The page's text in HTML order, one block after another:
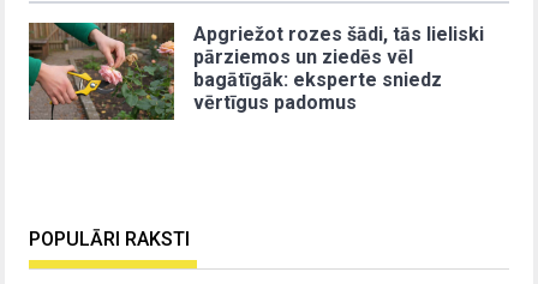
Apgriežot rozes šādi, tās lieliski
pārziemos un ziedēs vēl
bagātīgāk: eksperte sniedz
vērtīgus padomus
POPULĀRI RAKSTI